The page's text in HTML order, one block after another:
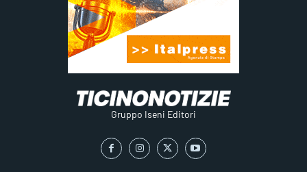
Gruppo Iseni Editori